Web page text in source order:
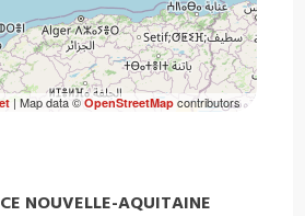
| Map data ©OpenStreetMapcontributors
NOUVELLE-AQUITAINE